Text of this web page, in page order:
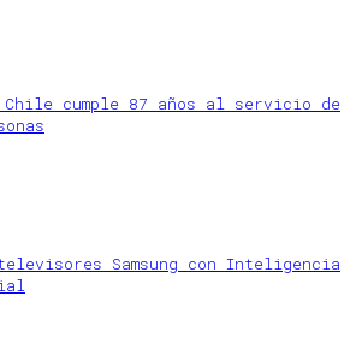
cumple 87 años al servicio de
Samsung con Inteligencia